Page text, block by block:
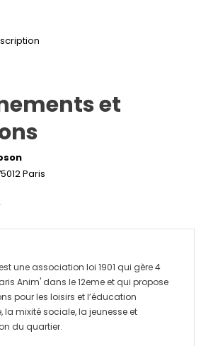
et
Paris
est une association loi 1901 qui gère 4
Anim' dans le 12eme et qui propose
pour les loisirs et l’éducation
la mixité sociale, la jeunesse et
du quartier.